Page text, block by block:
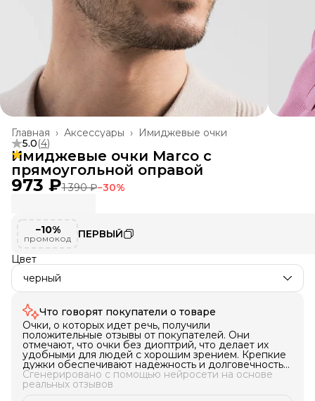
Имиджевые очки
Аксессуары ›
Главная ›
5.0(4)
Имиджевые очки Marco с
прямоугольной оправой
973 ₽1 390 ₽−30%
−10%
промокод
ПЕРВЫЙ
Цвет
черный
Что говорят покупатели о товаре
Очки, о которых идет речь, получили
положительные отзывы от покупателей. Они
отмечают, что очки без диоптрий, что делает их
удобными для людей с хорошим зрением. Крепкие
дужки обеспечивают надежность и долговечность
товара. Качество очков оценивается как хорошее.
Эти очки подойдут для людей, ищущих удобные и
надежные очки без диоптрий.
Сгенерировано с помощью нейросети на основе
реальных отзывов